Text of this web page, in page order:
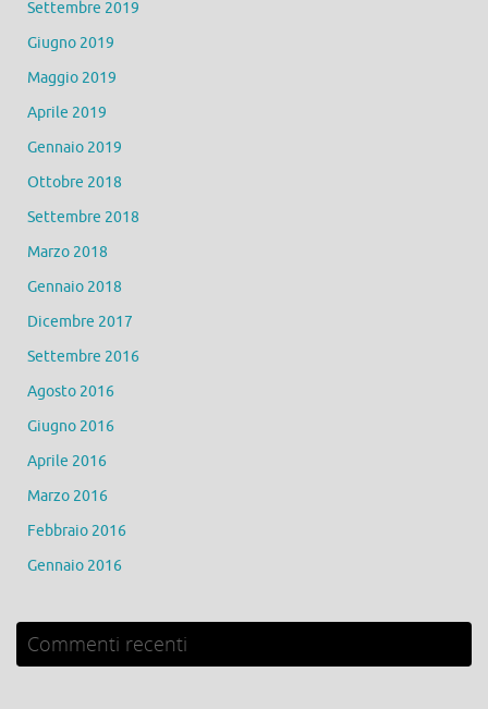
Settembre 2019
Giugno 2019
Maggio 2019
Aprile 2019
Gennaio 2019
Ottobre 2018
Settembre 2018
Marzo 2018
Gennaio 2018
Dicembre 2017
Settembre 2016
Agosto 2016
Giugno 2016
Aprile 2016
Marzo 2016
Febbraio 2016
Gennaio 2016
Commenti recenti